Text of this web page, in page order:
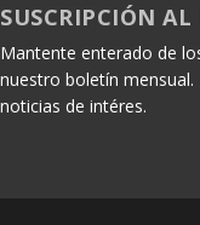
SUSCRIPCIÓN
Mantente enterado de
nuestro boletín
noticias de intéres.